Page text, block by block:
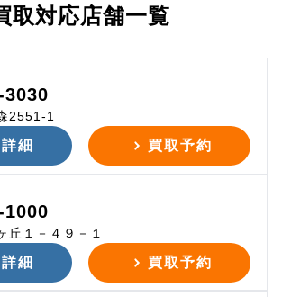
取対応店舗一覧
3030
2551-1
細 買取予約
1000
丘１－４９－１
細 買取予約